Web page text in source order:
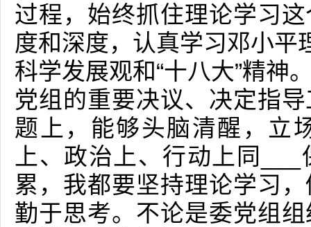
过程，始终抓住理论学习
度和深度，认真学习邓小平
科学发展观和“十八大”精神
党组的重要决议、决定指
题上，能够头脑清醒，立
上、政治上、行动上同
累，我都要坚持理论学习
勤于思考。不论是委党组